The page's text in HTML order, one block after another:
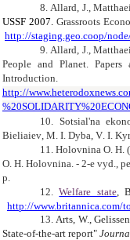
8. Allard J.,
USSF 2007 Grassroots
http://staging.geo.coop/
9 Allard J.,
People and Planet
Introduction
http://
10. Sotsial'na
Bieliaiev M I Dyba V I
11. Holovnina O H
O .H .Holovnina . - 2-e vyd .,
p
12.Welfare state,
http://www.britannica.com/
13. Arts, W.,
State-of-the-art report"